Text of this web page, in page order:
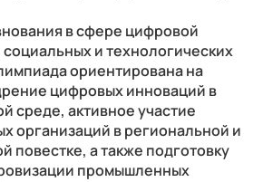
в сфере цифровой
и технологических
ориентирована на
цифровых инноваций в
среде, активное участие
организаций в региональной и
повестке, а также подготовку
промышленных